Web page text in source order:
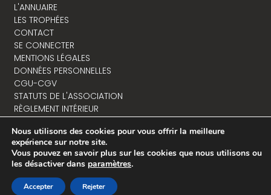
L'ANNUAIRE
LES TROPHÉES
CONTACT
SE CONNECTER
MENTIONS LÉGALES
DONNÉES PERSONNELLES
CGU-CGV
STATUTS DE L'ASSOCIATION
RÈGLEMENT INTÉRIEUR
NOUS CONTACTER
Nous utilisons des cookies pour vous offrir la meilleure
expérience sur notre site.
Vous pouvez en savoir plus sur les cookies que nous utilisons ou
les désactiver dans paramètres.
Accepter Rejeter